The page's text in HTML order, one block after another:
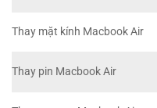
Thay mặt kính Macbook Air
Thay pin Macbook Air